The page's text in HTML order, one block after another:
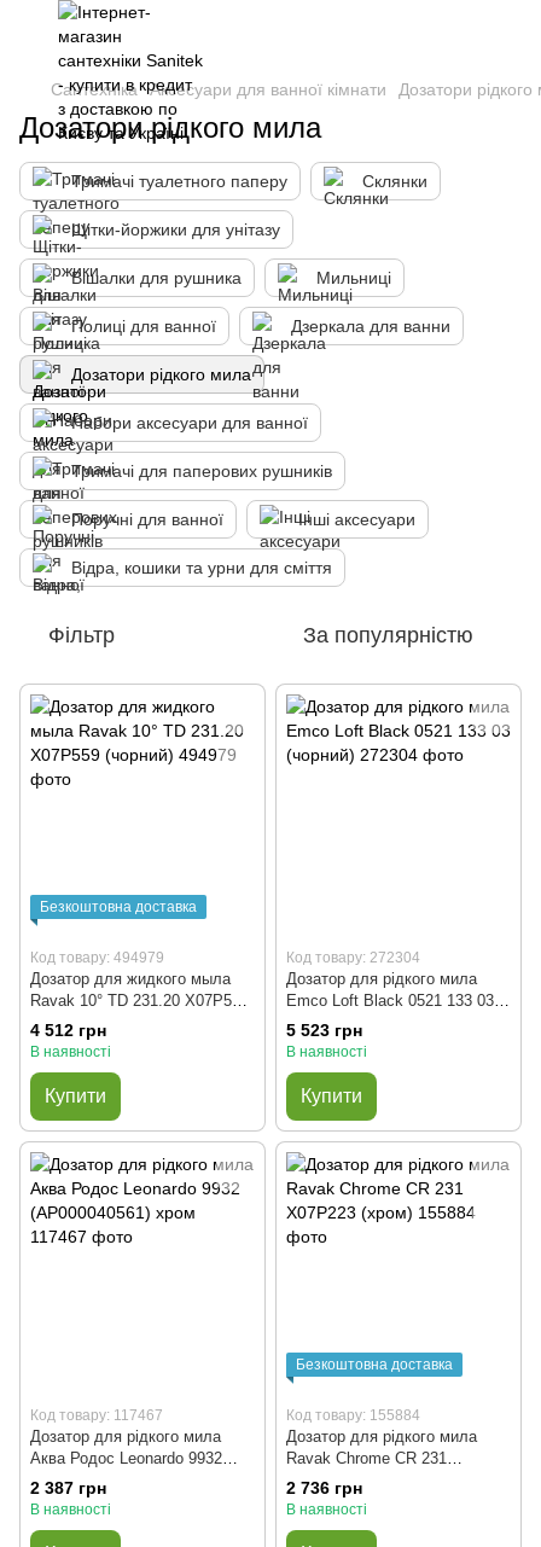
Сантехніка Аксесуари для ванної кімнати Дозатори
Дозатори рідкого мила
Тримачі туалетного паперу Склянки
Щітки-йоржики для унітазу
Вішалки для рушника Мильниці
Полиці для ванної Дзеркала для ванни
Дозатори рідкого мила
Набори аксесуари для ванної
Тримачі для паперових рушників
Поручні для ванної Інші аксесуари
Відра, кошики та урни для сміття
Фільтр За популярністю
Безкоштовна доставка
Код товару: 494979
Дозатор для жидкого мыла
Ravak 10° TD 231.20 X07P559
(чорний)
4 512 грн
В наявності
Купити
Код товару: 272304
Дозатор для рідкого мила
Emco Loft Black 0521 133 03
(чорний)
5 523 грн
В наявності
Купити
Код товару: 117467
Дозатор для рідкого мила
Аква Родос Leonardo 9932
(АР000040561) хром
2 387 грн
В наявності
Безкоштовна доставка
Код товару: 155884
Дозатор для рідкого мила
Ravak Chrome CR 231
X07P223 (хром)
2 736 грн
В наявності